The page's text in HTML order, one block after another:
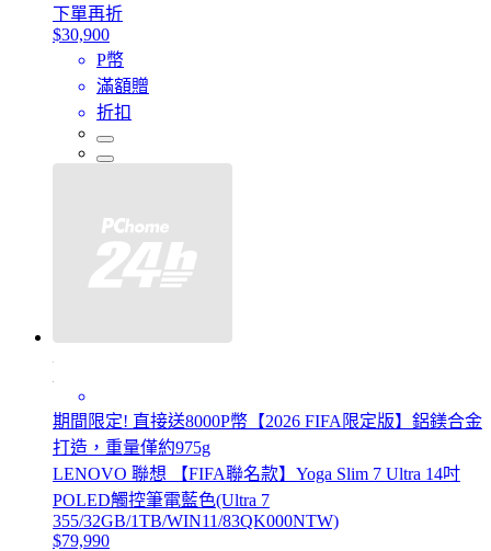
下單再折
$30,900
P幣
滿額贈
折扣
期間限定! 直接送8000P幣【2026 FIFA限定版】鋁鎂合金
打造，重量僅約975g
LENOVO 聯想 【FIFA聯名款】Yoga Slim 7 Ultra 14吋
POLED觸控筆電藍色(Ultra 7
355/32GB/1TB/WIN11/83QK000NTW)
$79,990